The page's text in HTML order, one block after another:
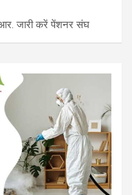
जारी करें पेंशनर संघ